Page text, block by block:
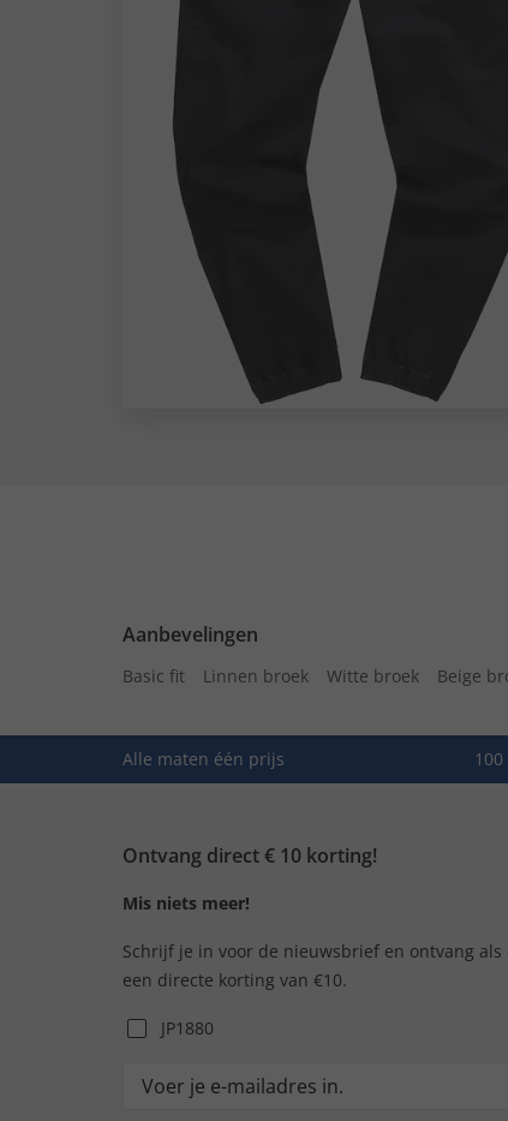
Aanbevelingen
Basic fit Linnen broek Witte broek Beige
Alle maten één prijs
Ontvang direct € 10 korting!
Mis niets meer!
Schrijf je in voor de nieuwsbrief en ontvang als
een directe korting van €10.
JP1880